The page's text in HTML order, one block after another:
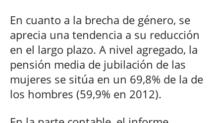
En cuanto a la brecha de género, se
aprecia una tendencia a su reducción
en el largo plazo. A nivel agregado, la
pensión media de jubilación de las
mujeres se sitúa en un 69,8% de la de
los hombres (59,9% en 2012).